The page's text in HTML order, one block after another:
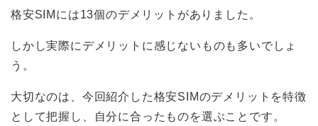
格安SIMには13個のデメリットがありました。
しかし実際にデメリットに感じないものも多いでしょ
う。
大切なのは、今回紹介した格安SIMのデメリットを特徴
として把握し、自分に合ったものを選ぶことです。
楽天モバイル
LIBMO
Nifmo